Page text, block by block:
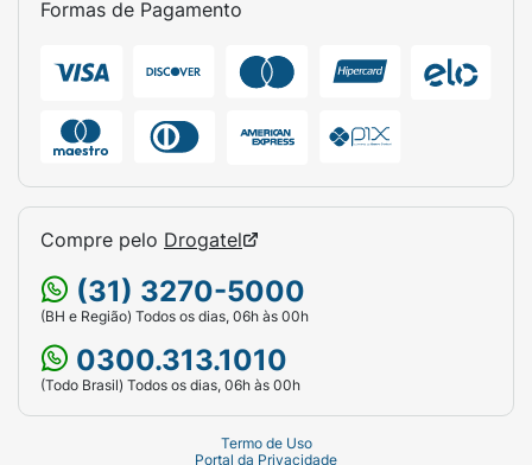
Formas de Pagamento
Compre pelo Drogatel
(31) 3270-5000
(BH e Região) Todos os dias, 06h às 00h
0300.313.1010
(Todo Brasil) Todos os dias, 06h às 00h
Termo de Uso
Portal da Privacidade